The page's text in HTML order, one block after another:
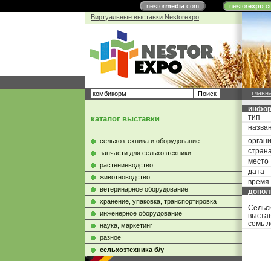
nestormedia.com nestorexpo
Виртуальные выставки Nestorexpo
каталог выставки
сельхозтехника и оборудование
запчасти для сельхозтехники
растениеводство
животноводство
ветеринарное оборудование
хранение, упаковка, транспортировка
инженерное оборудование
наука, маркетинг
разное
сельхозтехника б/у
тип
место
дата
время
семь